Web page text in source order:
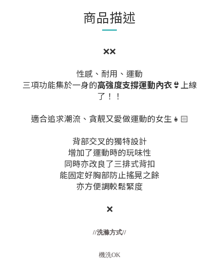
商品描述
❌❌
性感、耐用、運動
三項功能集於一身的高強度支撐運動內衣👙上線
了！！
適合追求潮流、貪靚又愛做運動的女生👧🏻
背部交叉的獨特設計
增加了運動時的玩味性
同時亦改良了三排式背扣
能固定好胸部防止搖晃之餘
亦方便調較鬆緊度
❌
//洗滌方式//
機洗OK